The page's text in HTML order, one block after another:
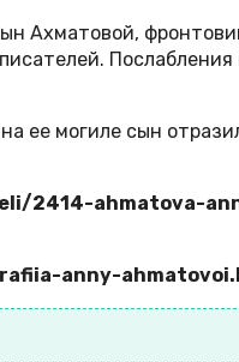
Ахматовой,
ее могиле сын
2414-ahmatova-
anny-